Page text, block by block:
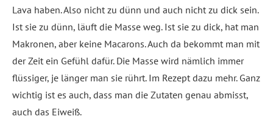
Lava haben. Also nicht zu dünn und auch nicht zu dick sein.
Ist sie zu dünn, läuft die Masse weg. Ist sie zu dick, hat man
Makronen, aber keine Macarons. Auch da bekommt man mit
der Zeit ein Gefühl dafür. Die Masse wird nämlich immer
flüssiger, je länger man sie rührt. Im Rezept dazu mehr. Ganz
wichtig ist es auch, dass man die Zutaten genau abmisst,
auch das Eiweiß.